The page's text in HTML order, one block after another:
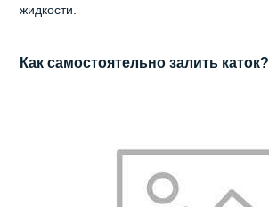
жидкости.
Как самостоятельно залить каток?